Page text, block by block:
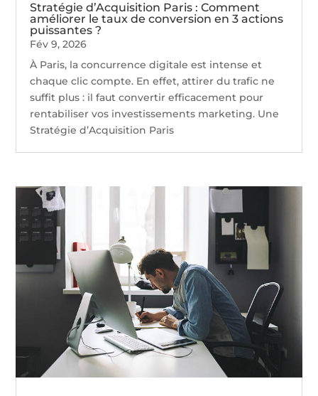
Stratégie d’Acquisition Paris : Comment
améliorer le taux de conversion en 3 actions
puissantes ?
Fév 9, 2026
À Paris, la concurrence digitale est intense et
chaque clic compte. En effet, attirer du trafic ne
suffit plus : il faut convertir efficacement pour
rentabiliser vos investissements marketing. Une
Stratégie d’Acquisition Paris